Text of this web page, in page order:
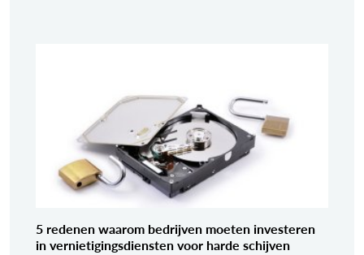
5 redenen waarom bedrijven moeten investeren
in vernietigingsdiensten voor harde schijven